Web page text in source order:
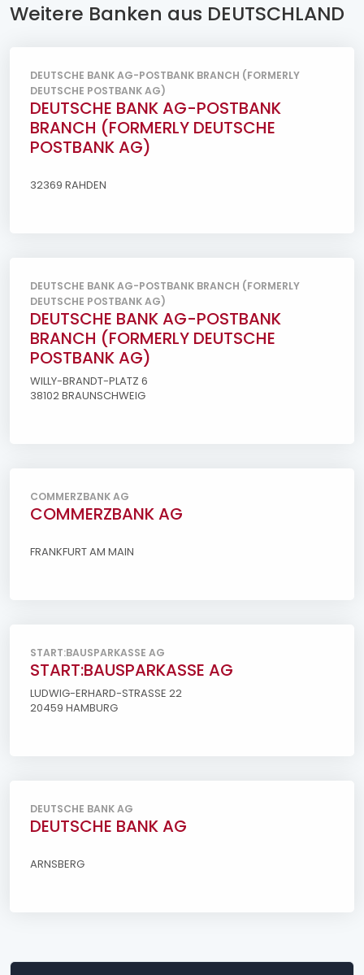
Weitere Banken aus DEUTSCHLAND
DEUTSCHE BANK AG-POSTBANK BRANCH (FORMERLY
DEUTSCHE POSTBANK AG)
DEUTSCHE BANK AG-POSTBANK
BRANCH (FORMERLY DEUTSCHE
POSTBANK AG)
32369 RAHDEN
DEUTSCHE BANK AG-POSTBANK BRANCH (FORMERLY
DEUTSCHE POSTBANK AG)
DEUTSCHE BANK AG-POSTBANK
BRANCH (FORMERLY DEUTSCHE
POSTBANK AG)
WILLY-BRANDT-PLATZ 6
38102 BRAUNSCHWEIG
COMMERZBANK AG
COMMERZBANK AG
FRANKFURT AM MAIN
START:BAUSPARKASSE AG
START:BAUSPARKASSE AG
LUDWIG-ERHARD-STRASSE 22
20459 HAMBURG
DEUTSCHE BANK AG
DEUTSCHE BANK AG
ARNSBERG